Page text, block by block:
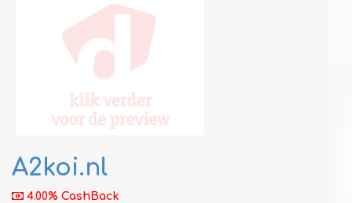
A2koi.nl
4.00% CashBack